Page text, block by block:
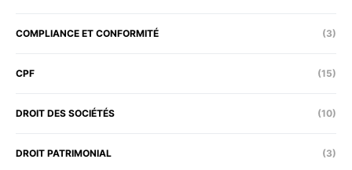
COMPLIANCE ET CONFORMITÉ (3)
CPF (15)
DROIT DES SOCIÉTÉS (10)
DROIT PATRIMONIAL (3)